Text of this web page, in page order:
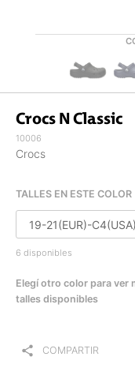
Crocs N Classic
10006
Crocs
TALLES EN ESTE COLOR
6 disponibles
Elegí otro color para ver
talles disponibles
share COMPARTIR